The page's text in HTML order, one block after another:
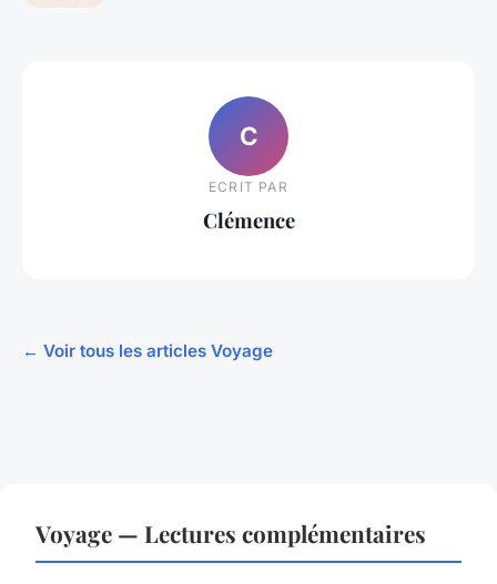
C
ECRIT PAR
Clémence
← Voir tous les articles Voyage
Voyage — Lectures complémentaires